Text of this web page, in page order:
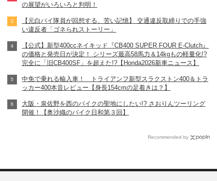
の展望がいろいろと判明！
【元白バイ隊員が回想する、苦い記憶】 交通違反取締りでの手強
い違反者「ゴネられストーリー」
【公式】新型400ccネイキッド『CB400 SUPER FOUR E-Clutch』
の価格と発売日が決定！ シリーズ最高58馬力＆14kgもの軽量化!?
完全に「旧CB400SF」を超えた!?【Honda2026新車ニュース】
中免で乗れる輸入車！ トライアンフ新型スラクストン400＆トラ
ッカー400本音レビュー【身長154cmの足着きは？】
大阪・泉佐野を西のバイクの聖地にしたい!? さおりんツーリング
開催！【奥沙織のバイク日和第３回】
Recommended by